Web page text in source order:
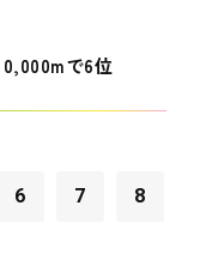
で6位
6 7 8